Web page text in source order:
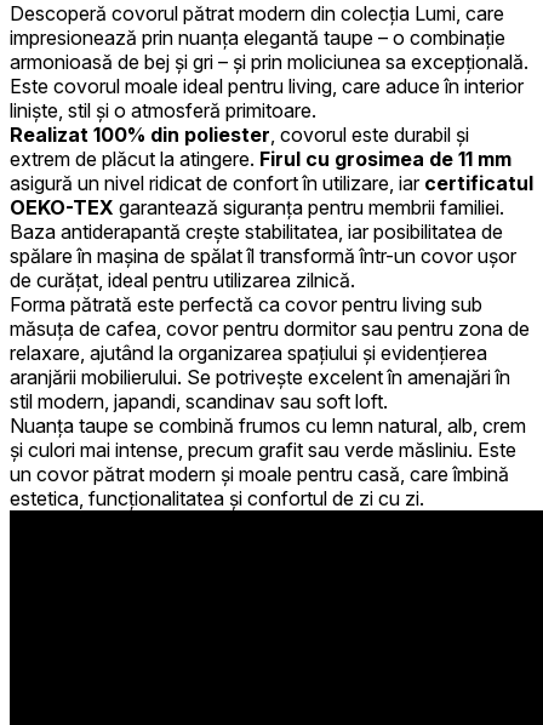
Descoperă covorul pătrat modern din colecția Lumi, care
impresionează prin nuanța elegantă taupe – o combinație
armonioasă de bej și gri – și prin moliciunea sa excepțională.
Este covorul moale ideal pentru living, care aduce în interior
liniște, stil și o atmosferă primitoare.
Realizat 100% din poliester, covorul este durabil și
extrem de plăcut la atingere. Firul cu grosimea de 11 mm
asigură un nivel ridicat de confort în utilizare, iar certificatul
OEKO-TEX garantează siguranța pentru membrii familiei.
Baza antiderapantă crește stabilitatea, iar posibilitatea de
spălare în mașina de spălat îl transformă într-un covor ușor
de curățat, ideal pentru utilizarea zilnică.
Forma pătrată este perfectă ca covor pentru living sub
măsuța de cafea, covor pentru dormitor sau pentru zona de
relaxare, ajutând la organizarea spațiului și evidențierea
aranjării mobilierului. Se potrivește excelent în amenajări în
stil modern, japandi, scandinav sau soft loft.
Nuanța taupe se combină frumos cu lemn natural, alb, crem
și culori mai intense, precum grafit sau verde măsliniu. Este
un covor pătrat modern și moale pentru casă, care îmbină
estetica, funcționalitatea și confortul de zi cu zi.